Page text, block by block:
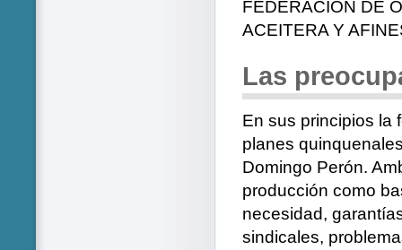
FEDERACION DE
ACEITERA Y
Las
En sus principios la
planes
Domingo Perón.
producción como
necesidad,
sindicales,